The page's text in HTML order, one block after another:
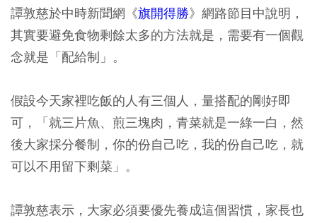
譚敦慈於中時新聞網《旗開得勝》網路節目中說明，
其實要避免食物剩餘太多的方法就是，需要有一個觀
念就是「配給制」。
假設今天家裡吃飯的人有三個人，量搭配的剛好即
可，「就三片魚、煎三塊肉，青菜就是一綠一白，然
後大家採分餐制，你的份自己吃，我的份自己吃，就
可以不用留下剩菜」。
譚敦慈表示，大家必須要優先養成這個習慣，家長也